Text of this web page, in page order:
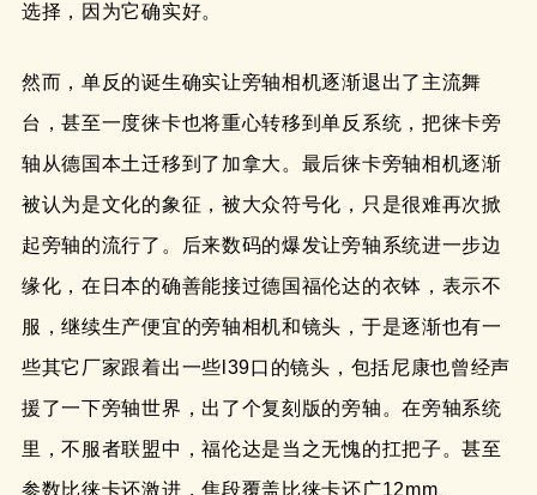
选择，因为它确实好。
然而，单反的诞生确实让旁轴相机逐渐退出了主流舞
台，甚至一度徕卡也将重心转移到单反系统，把徕卡旁
轴从德国本土迁移到了加拿大。最后徕卡旁轴相机逐渐
被认为是文化的象征，被大众符号化，只是很难再次掀
起旁轴的流行了。后来数码的爆发让旁轴系统进一步边
缘化，在日本的确善能接过德国福伦达的衣钵，表示不
服，继续生产便宜的旁轴相机和镜头，于是逐渐也有一
些其它厂家跟着出一些l39口的镜头，包括尼康也曾经声
援了一下旁轴世界，出了个复刻版的旁轴。在旁轴系统
里，不服者联盟中，福伦达是当之无愧的扛把子。甚至
参数比徕卡还激进，焦段覆盖比徕卡还广12mm、